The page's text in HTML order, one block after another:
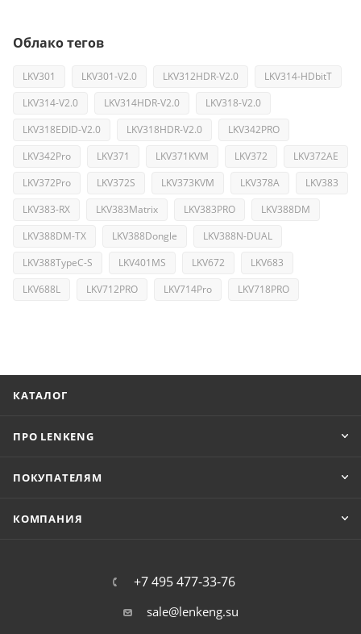
Облако тегов
LKV301 LKV301-V2.0 LKV312HDR-V2.0
LKV314-HDbitT
LKV314-V2.0
LKV314HDR-V2.0
LKV318-V2.0
LKV318EDID-V2.0
LKV318HDR-V2.0
LKV342PRO
LKV342Pro
LKV371 LKV371KVM LKV372
LKV372AE
LKV372Pro
LKV372S LKV373KVM LKV378A
LKV383
LKV383-RX
LKV383Matrix LKV383PRO
LKV388DM
LKV388DM-TX
LKV388Dongle
LKV388N-DUAL
LKV388TypeC-S
LKV401MS LKV672
LKV683
LKV688L
LKV712PRO LKV714Pro LKV718PRO
КАТАЛОГ
ПРО LENKENG
ПОКУПАТЕЛЯМ
КОМПАНИЯ
+7 495 477-33-76
sale@lenkeng.su